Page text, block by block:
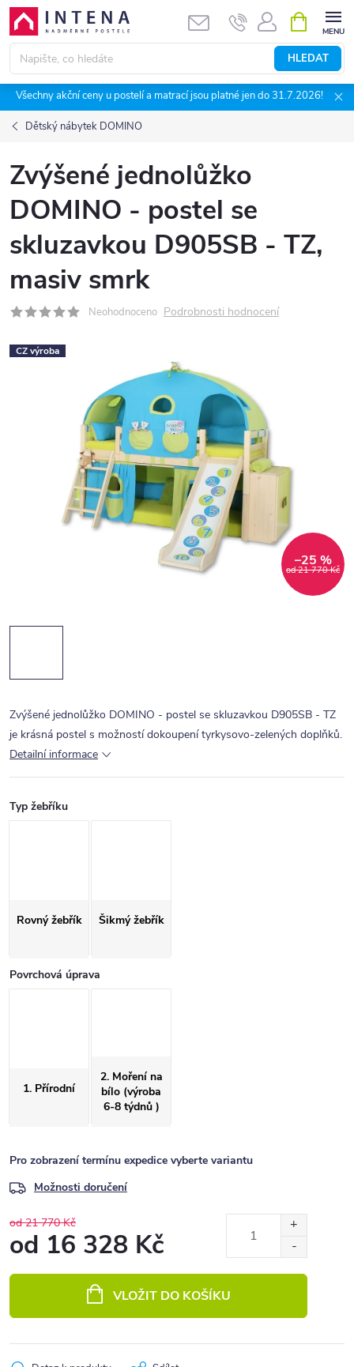
Přejít
obsah
HLEDAT
NÁKUPNÍ
KOŠÍK
Všechny akční ceny u postelí a matrací jsou platné jen do 31.7.2026!
Dětský nábytek DOMINO
Zvýšené jednolůžko
DOMINO - postel se
skluzavkou D905SB - TZ,
masiv smrk
Neohodnoceno Podrobnosti hodnocení
CZ výroba
od 21 770 Kč
–25 %
Zvýšené jednolůžko DOMINO - postel se skluzavkou D905SB - TZ
je krásná postel s možností dokoupení tyrkysovo-zelených doplňků.
Detailní informace
Typ žebříku
Rovný žebřík Šikmý žebřík
Povrchová úprava
1. Přírodní
2. Moření na
bílo (výroba
6-8 týdnů )
Pro zobrazení termínu expedice vyberte variantu
Možnosti doručení
od 21 770 Kč
od 16 328 Kč
VLOŽIT DO KOŠÍKU